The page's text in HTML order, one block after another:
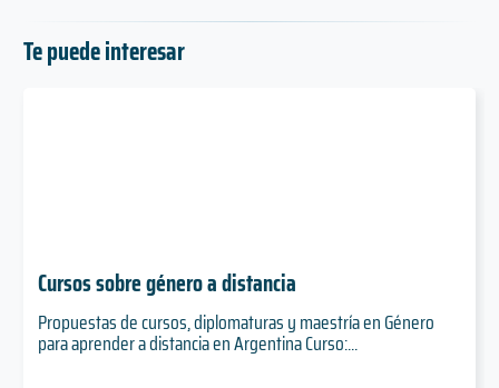
Te puede interesar
Cursos sobre género a distancia
Propuestas de cursos, diplomaturas y maestría en Género
para aprender a distancia en Argentina Curso:...